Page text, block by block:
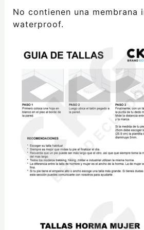
No contienen una membrana
waterproof.